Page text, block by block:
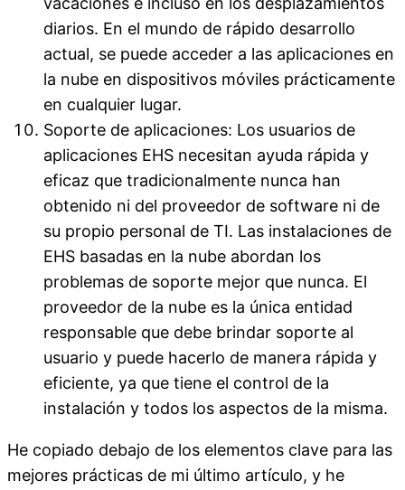
diarios. En el mundo de rápido desarrollo
actual, se puede acceder a las aplicaciones en
la nube en dispositivos móviles prácticamente
en cualquier lugar.
Soporte de aplicaciones: Los usuarios de
aplicaciones EHS necesitan ayuda rápida y
eficaz que tradicionalmente nunca han
obtenido ni del proveedor de software ni de
su propio personal de TI. Las instalaciones de
EHS basadas en la nube abordan los
problemas de soporte mejor que nunca. El
proveedor de la nube es la única entidad
responsable que debe brindar soporte al
usuario y puede hacerlo de manera rápida y
eficiente, ya que tiene el control de la
instalación y todos los aspectos de la misma.
He copiado debajo de los elementos clave para las
mejores prácticas de mi último artículo, y he